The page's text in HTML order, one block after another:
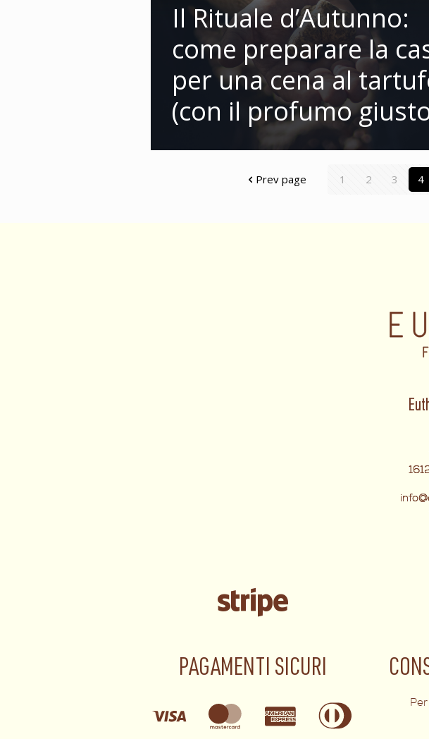
Il Rituale d’Autunno:
come preparare la
per una cena al
(con il profumo
Prev page 1 2 3 4
PAGAMENTI SICURI